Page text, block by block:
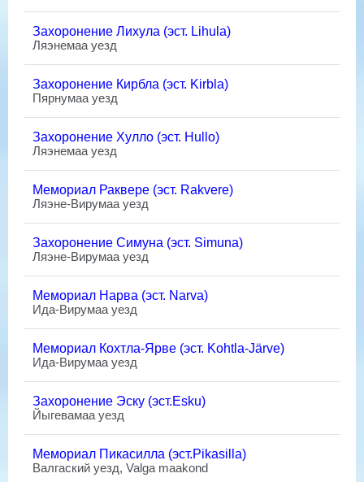
Захоронение Лихула (эст. Lihula)
Ляэнемаа уезд
Захоронение Кирбла (эст. Kirbla)
Пярнумаа уезд
Захоронение Хулло (эст. Hullo)
Ляэнемаа уезд
Мемориал Раквере (эст. Rakvere)
Ляэне-Вирумаа уезд
Захоронение Симуна (эст. Simuna)
Ляэне-Вирумаа уезд
Мемориал Нарва (эст. Narva)
Ида-Вирумаа уезд
Мемориал Кохтла-Ярве (эст. Kohtla-Järve)
Ида-Вирумаа уезд
Захоронение Эску (эст.Esku)
Йыгевамаа уезд
Мемориал Пикасилла (эст.Pikasilla)
Валгаский уезд, Valga maakond